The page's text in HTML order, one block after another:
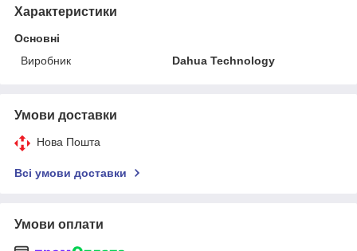
Характеристики
Основні
Виробник
Dahua Technology
Умови доставки
Нова Пошта
Всі умови доставки
Умови оплати